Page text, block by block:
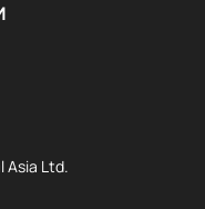
Asia Ltd.